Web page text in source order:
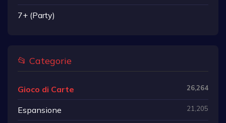
7+ (Party)
📂 Categorie
Gioco di Carte 26,264
Espansione 21,205